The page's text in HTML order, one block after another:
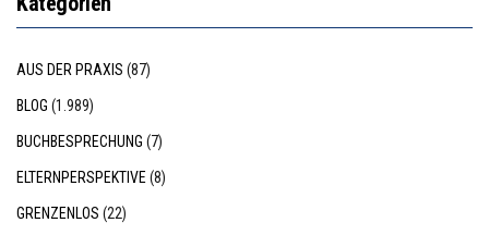
AUS DER PRAXIS (87)
BLOG (1.989)
BUCHBESPRECHUNG (7)
ELTERNPERSPEKTIVE(8)
GRENZENLOS (22)